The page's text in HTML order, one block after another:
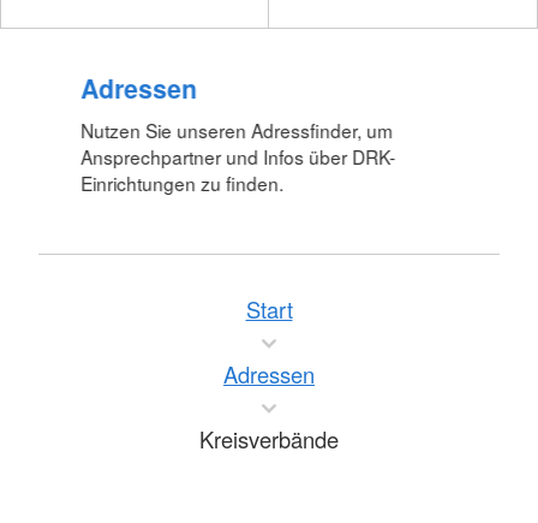
Adressen
Nutzen Sie unseren Adressfinder, um
Ansprechpartner und Infos über DRK-
Einrichtungen zu finden.
Start
Adressen
Kreisverbände